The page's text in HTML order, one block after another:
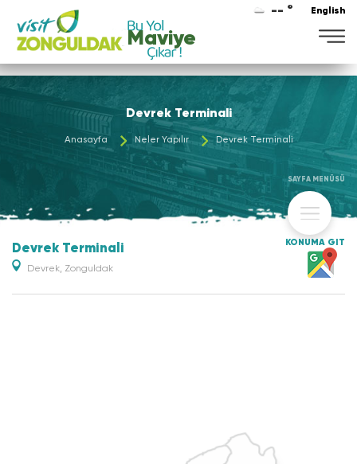
-- ° English
Maviye
Devrek Terminali
Anasayfa Neler Yapılır Devrek Terminali
SAYFA MENÜSÜ
Devrek Terminali
Devrek, Zonguldak
KONUMA GİT